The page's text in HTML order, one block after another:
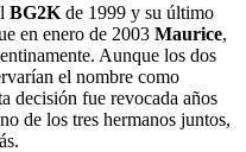
BG2K de 1999 y su último
en enero de 2003 Maurice,
Aunque los dos
el nombre como
decisión fue revocada años
de los tres hermanos juntos,